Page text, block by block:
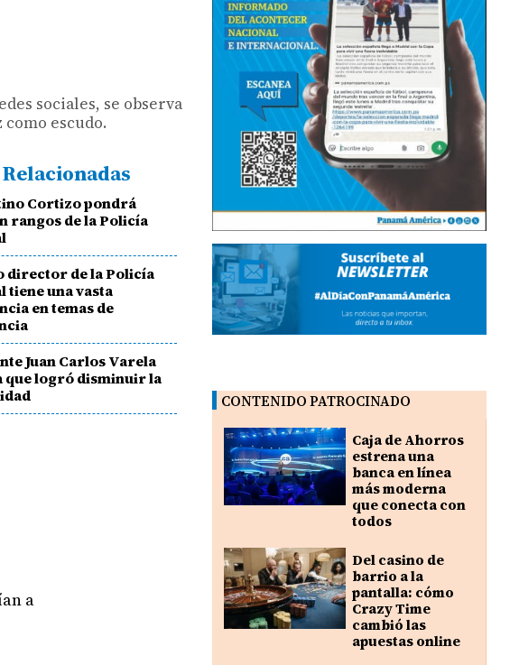
sociales, se observa
escudo.
Cortizo pondrá
rangos de la Policía
director de la Policía
tiene una vasta
en temas de
Juan Carlos Varela
que logró disminuir la
a
CONTENIDO PATROCINADO
Caja de Ahorros
estrena una
banca en línea
más moderna
que conecta con
todos
Del casino de
barrio a la
pantalla: cómo
Crazy Time
cambió las
apuestas online